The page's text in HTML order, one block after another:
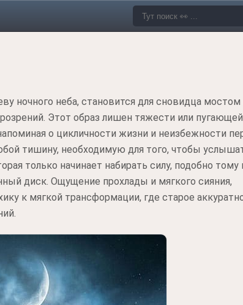
ночного неба, становится для сновидца
Этот образ лишен тяжести или пугающей
о цикличности жизни и неизбежности
тишину, необходимую для того, чтобы
только начинает набирать силу, подобно тому
диск. Ощущение прохлады и мягкого сияния,
к мягкой трансформации, где старое